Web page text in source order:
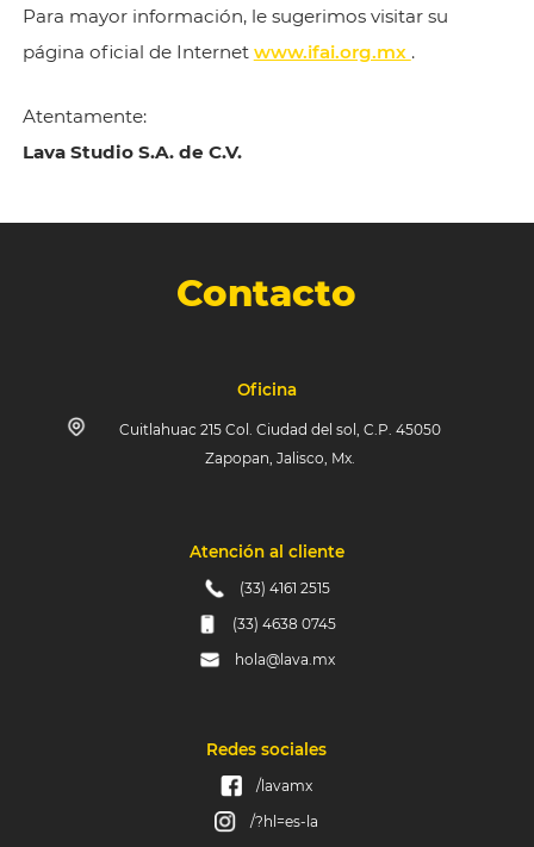
Para mayor información, le sugerimos visitar su
página oficial de Internet www.ifai.org.mx .
Atentamente:
Lava Studio S.A. de C.V.
Contacto
Oficina
Cuitlahuac 215 Col. Ciudad del sol, C.P. 45050
Zapopan, Jalisco, Mx.
Atención al cliente
(33) 4161 2515
(33) 4638 0745
hola@lava.mx
Redes sociales
/lavamx
/?hl=es-la